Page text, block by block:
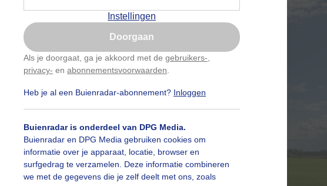
Instellingen
Doorgaan
Als je doorgaat, ga je akkoord met de gebruikers-
privacy- en abonnementsvoorwaarden
Heb je al een Buienradar-abonnement? Inloggen
Buienradar is onderdeel van DPG Media.
Buienradar en DPG Media gebruiken cookies om
informatie over je apparaat, locatie, browser en
surfgedrag te verzamelen. Deze informatie combineren
we met de gegevens die je zelf deelt met ons, zoals
Is goed, toon de popup
Nu niet, misschien later
Gebruik je Safari en wil je niet elke dag deze pop-up
Klikhierom dit aan te passen